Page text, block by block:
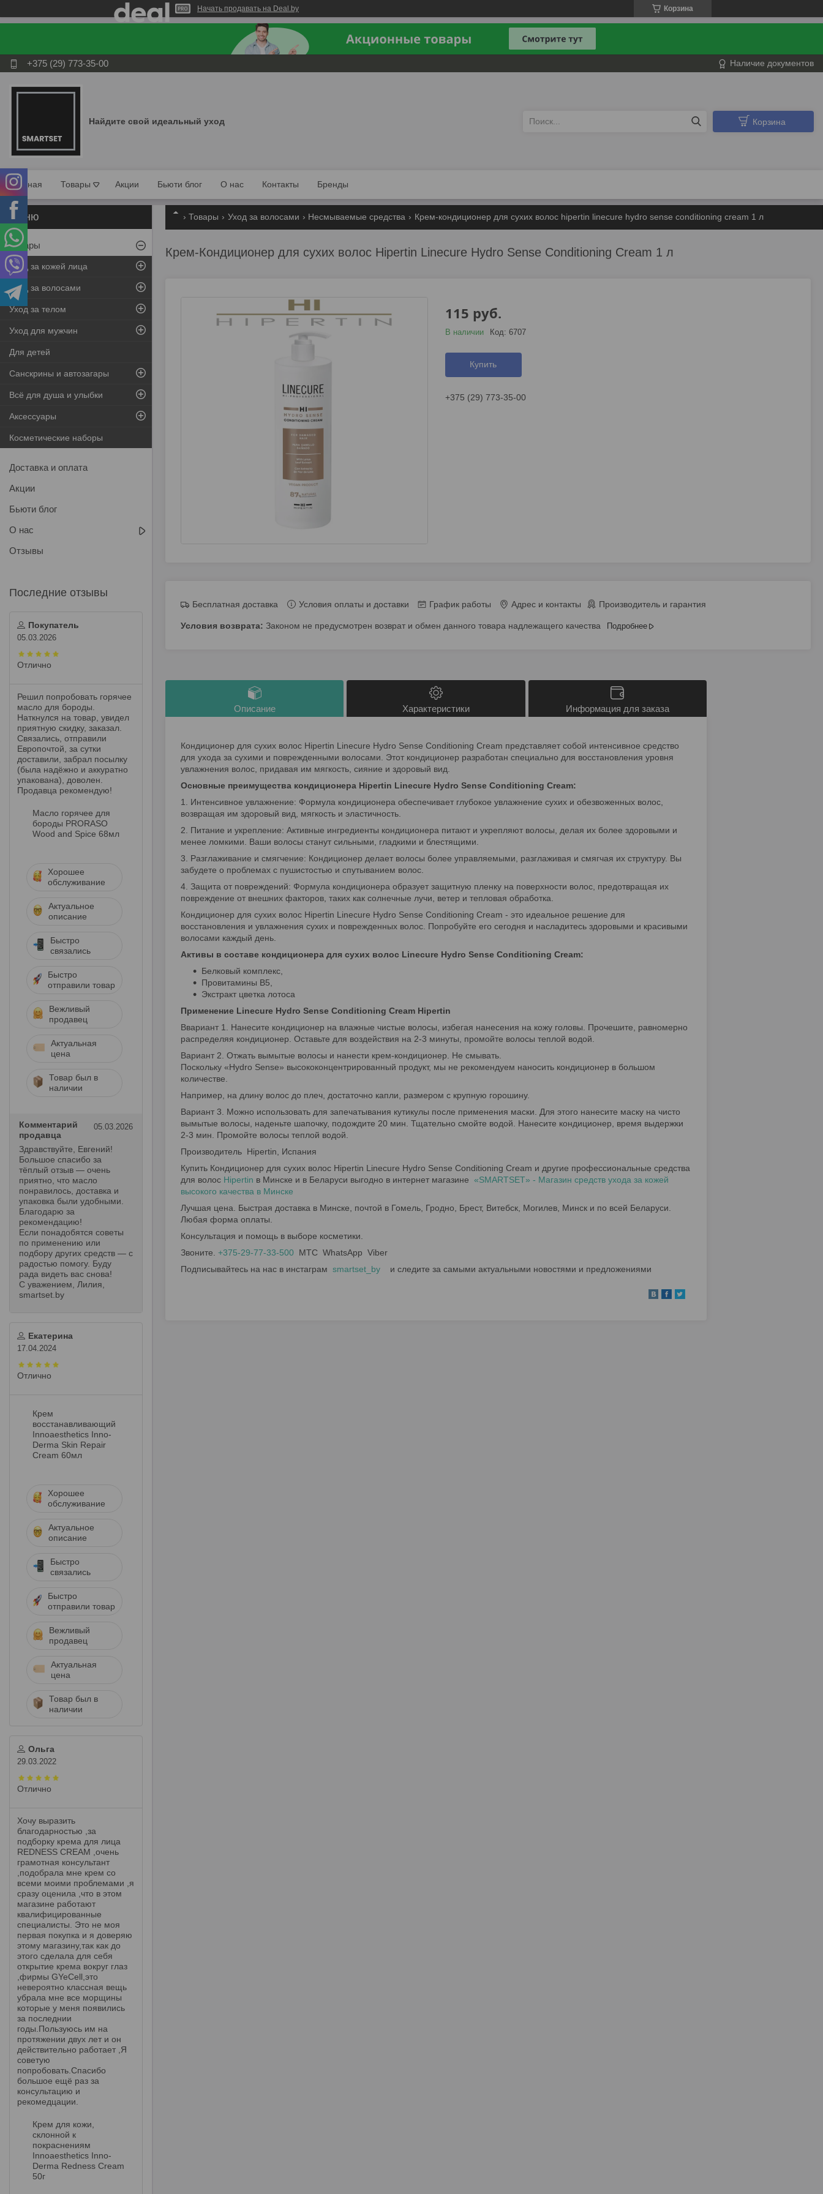
Начать продавать на Deal.by Корзина
+375 (29) 773-35-00 Наличие документов
Найдите свой идеальный уход Корзина
Главная Товары Акции Бьюти блог О нас Контакты Бренды
Товары Уход за волосами Несмываемые средства Крем-кондиционер для сухих волос hipertin linecure hydro sense conditioning cream 1 л
Крем-Кондиционер для сухих волос Hipertin Linecure Hydro Sense Conditioning Cream 1 л
115 руб.
В наличии Код: 6707
Купить
+375 (29) 773-35-00
Бесплатная доставка Условия оплаты и доставки График работы Адрес и контакты Производитель и гарантия
Законом не предусмотрен возврат и обмен данного товара надлежащего качества Подробнее
Описание Характеристики Информация для заказа
Кондиционер для сухих волос Hipertin Linecure Hydro Sense Conditioning Cream представляет собой интенсивное средство
для ухода за сухими и поврежденными волосами. Этот кондиционер разработан специально для восстановления уровня
увлажнения волос, придавая им мягкость, сияние и здоровый вид.
Основные преимущества кондиционера Hipertin Linecure Hydro Sense Conditioning Cream:
1. Интенсивное увлажнение: Формула кондиционера обеспечивает глубокое увлажнение сухих и обезвоженных волос,
возвращая им здоровый вид, мягкость и эластичность.
2. Питание и укрепление: Активные ингредиенты кондиционера питают и укрепляют волосы, делая их более здоровыми и
менее ломкими. Ваши волосы станут сильными, гладкими и блестящими.
3. Разглаживание и смягчение: Кондиционер делает волосы более управляемыми, разглаживая и смягчая их структуру. Вы
забудете о проблемах с пушистостью и спутыванием волос.
4. Защита от повреждений: Формула кондиционера образует защитную пленку на поверхности волос, предотвращая их
повреждение от внешних факторов, таких как солнечные лучи, ветер и тепловая обработка.
Кондиционер для сухих волос Hipertin Linecure Hydro Sense Conditioning Cream - это идеальное решение для
восстановления и увлажнения сухих и поврежденных волос. Попробуйте его сегодня и насладитесь здоровыми и красивыми
волосами каждый день.
Активы в составе кондиционера для сухих волос Linecure Hydro Sense Conditioning Cream:
Белковый комплекс,
Провитамины В5,
Экстракт цветка лотоса
Применение Linecure Hydro Sense Conditioning Cream Hipertin
Ввариант 1. Нанесите кондиционер на влажные чистые волосы, избегая нанесения на кожу головы. Прочешите, равномерно
распределяя кондиционер. Оставьте для воздействия на 2-3 минуты, промойте волосы теплой водой.
Вариант 2. Отжать вымытые волосы и нанести крем-кондиционер. Не смывать.
Поскольку «Hydro Sense» высококонцентрированный продукт, мы не рекомендуем наносить кондиционер в большом
количестве.
Например, на длину волос до плеч, достаточно капли, размером с крупную горошину.
Вариант 3. Можно использовать для запечатывания кутикулы после применения маски. Для этого нанесите маску на чисто
вымытые волосы, наденьте шапочку, подождите 20 мин. Тщательно смойте водой. Нанесите кондиционер, время выдержки
2-3 мин. Промойте волосы теплой водой.
Производитель Hipertin, Испания
Купить Кондиционер для сухих волос Hipertin Linecure Hydro Sense Conditioning Cream и другие профессиональные средства
для волос Hipertin в Минске и в Беларуси выгодно в интернет магазине «SMARTSET» - Магазин средств ухода за кожей
высокого качества в Минске
Лучшая цена. Быстрая доставка в Минске, почтой в Гомель, Гродно, Брест, Витебск, Могилев, Минск и по всей Беларуси.
Любая форма оплаты.
Консультация и помощь в выборе косметики.
Звоните. +375-29-77-33-500 МТС WhatsApp Viber
Подписывайтесь на нас в инстаграм smartset_by и следите за самыми актуальными новостями и предложениями
Товары
Уход за кожей лица
Уход за волосами
Уход за телом
Уход для мужчин
Для детей
Санскрины и автозагары
Всё для душа и улыбки
Аксессуары
Косметические наборы
Доставка и оплата
Акции
Бьюти блог
О нас
Отзывы
Покупатель
05.03.2026
Отлично
Решил попробовать горячее
масло для бороды.
Наткнулся на товар, увидел
приятную скидку, заказал.
Связались, отправили
Европочтой, за сутки
доставили, забрал посылку
(была надёжно и аккуратно
упакована), доволен.
Продавца рекомендую!
Масло горячее для
бороды PRORASO
Wood and Spice 68мл
Хорошее
обслуживание
Актуальное
описание
Быстро
связались
Быстро
отправили товар
Вежливый
продавец
Актуальная
цена
Товар был в
наличии
Комментарий
продавца
05.03.2026
Здравствуйте, Евгений!
Большое спасибо за
тёплый отзыв — очень
приятно, что масло
понравилось, доставка и
упаковка были удобными.
Благодарю за
рекомендацию!
Если понадобятся советы
по применению или
подбору других средств — с
радостью помогу. Буду
рада видеть вас снова!
С уважением, Лилия,
smartset.by
Екатерина
17.04.2024
Отлично
Крем
восстанавливающий
Innoaesthetics Inno-
Derma Skin Repair
Cream 60мл
Хорошее
обслуживание
Актуальное
описание
Быстро
связались
Быстро
отправили товар
Вежливый
продавец
Актуальная
цена
Товар был в
наличии
Ольга
29.03.2022
Отлично
Хочу выразить
благодарностью ,за
подборку крема для лица
REDNESS CREAM ,очень
грамотная консультант
,подобрала мне крем со
всеми моими проблемами ,я
сразу оценила ,что в этом
магазине работают
квалифицированные
специалисты. Это не моя
первая покупка и я доверяю
этому магазину,так как до
этого сделала для себя
открытие крема вокруг глаз
,фирмы GYeCell,это
невероятно классная вещь
убрала мне все морщины
которые у меня появились
за последнии
годы.Пользуюсь им на
протяжении двух лет и он
действительно работает ,Я
советую
попробовать.Спасибо
большое ещё раз за
консультацию и
рекомедцации.
Крем для кожи,
склонной к
покраснениям
Innoaesthetics Inno-
Derma Redness Cream
50г